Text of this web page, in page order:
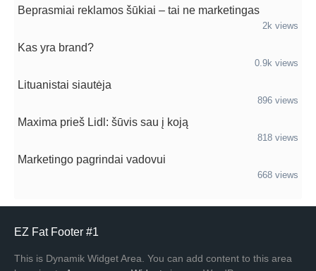
Beprasmiai reklamos šūkiai – tai ne marketingas
2k views
Kas yra brand?
0.9k views
Lituanistai siautėja
896 views
Maxima prieš Lidl: šūvis sau į koją
818 views
Marketingo pagrindai vadovui
668 views
EZ Fat Footer #1
This is Dynamik Widget Area. You can add content to this area